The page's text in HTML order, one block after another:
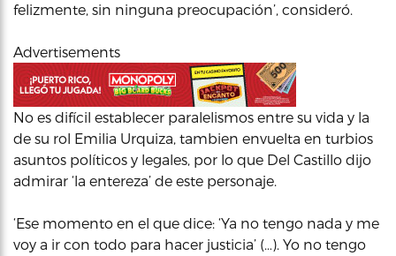
felizmente, sin ninguna preocupación’, consideró.
Advertisements
No es difícil establecer paralelismos entre su vida y la
de su rol Emilia Urquiza, tambien envuelta en turbios
asuntos políticos y legales, por lo que Del Castillo dijo
admirar ‘la entereza’ de este personaje.
‘Ese momento en el que dice: ‘Ya no tengo nada y me
voy a ir con todo para hacer justicia’ (…). Yo no tengo